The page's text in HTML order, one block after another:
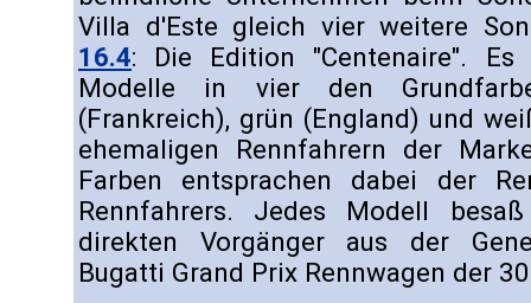
Villa d'Este gleich vier weitere
16.4: Die Edition "Centenaire".
Modelle in vier den
(Frankreich), grün (England) und
ehemaligen Rennfahrern der
Farben entsprachen dabei der
Rennfahrers. Jedes Modell
direkten Vorgänger aus der
Bugatti Grand Prix Rennwagen der